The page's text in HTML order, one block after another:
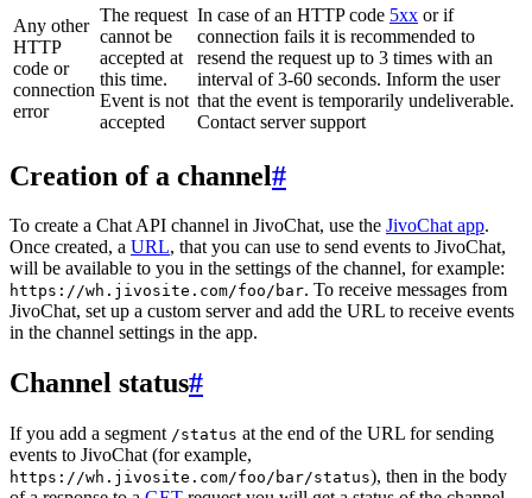
Any other
HTTP
code or
connection
error
The request
cannot be
accepted at
this time.
Event is not
accepted
In case of an HTTP code 5xx or if
connection fails it is recommended to
resend the request up to 3 times with an
interval of 3-60 seconds. Inform the user
that the event is temporarily undeliverable.
Contact server support
Creation of a channel#
To create a Chat API channel in JivoChat, use the JivoChat app.
Once created, a URL, that you can use to send events to JivoChat,
will be available to you in the settings of the channel, for example:
https://wh.jivosite.com/foo/bar. To receive messages from
JivoChat, set up a custom server and add the URL to receive events
in the channel settings in the app.
Channel status#
If you add a segment /status at the end of the URL for sending
events to JivoChat (for example,
https://wh.jivosite.com/foo/bar/status), then in the body